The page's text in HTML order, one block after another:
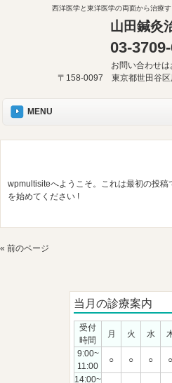
西洋医学と東洋医学の両面から治療
山田鍼灸
03-
お問い合わせ
〒158-0097 東京都世田谷区
MENU
wpmultisiteへようこそ。これは最初の投
を始めてください !
« 前のページ
当月の診療案内
受付
時間
月 火 水
9:00~
11:00
○ ○ ○ ○
14:00~